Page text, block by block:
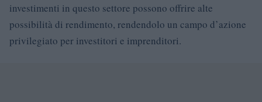
investimenti in questo settore possono offrire alte
possibilità di rendimento, rendendolo un campo d’azione
privilegiato per investitori e imprenditori.